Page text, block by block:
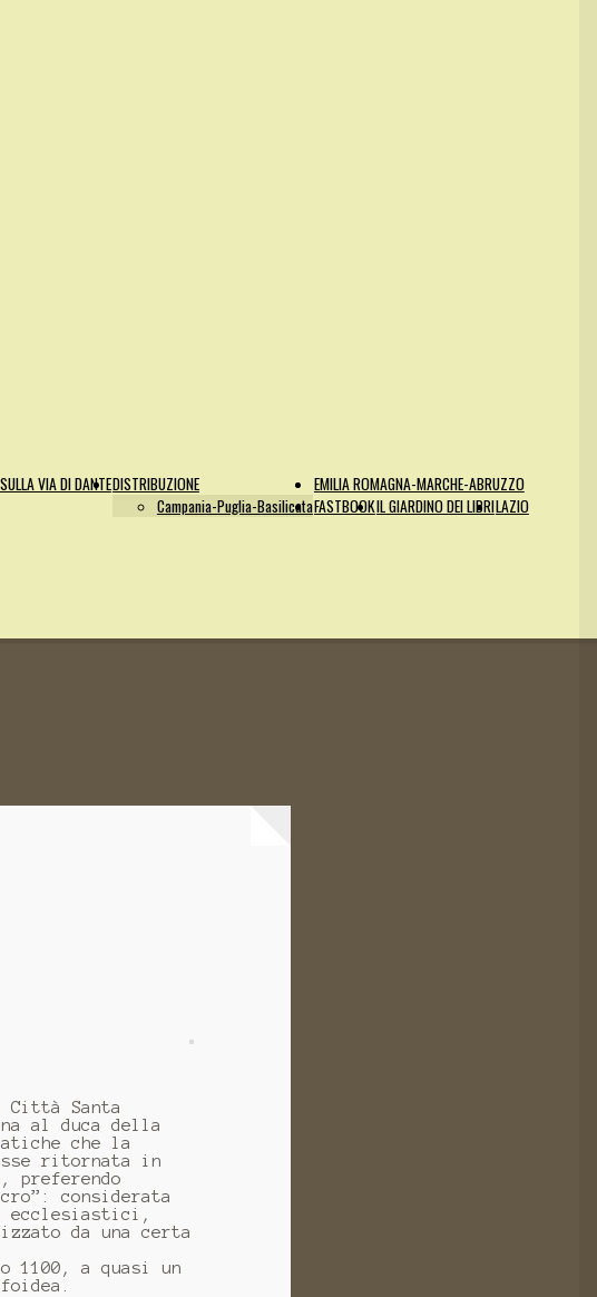
VIA DI DANTEDISTRIBUZIONE
Campania-Puglia-Basilicata
EMILIA ROMAGNA-MARCHE-ABRUZZO
FASTBOOKIL GIARDINO DEI LIBRILAZIO
Città Santa
al duca della
che la
ritornata in
preferendo
considerata
ecclesiastici,
da una certa
1100, a quasi un